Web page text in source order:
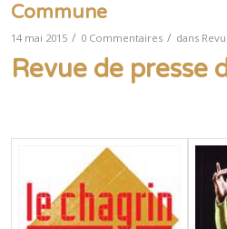
Commune
14 mai 2015 / 0 Commentaires / dans
Revue de presse